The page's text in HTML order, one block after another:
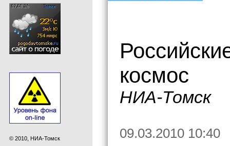
© 2010, НИА-Томск
космос
НИА-Томск
09.03.2010 10:40